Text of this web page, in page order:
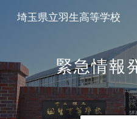
Skip to main content
埼玉県立羽生高等学校
緊急情報